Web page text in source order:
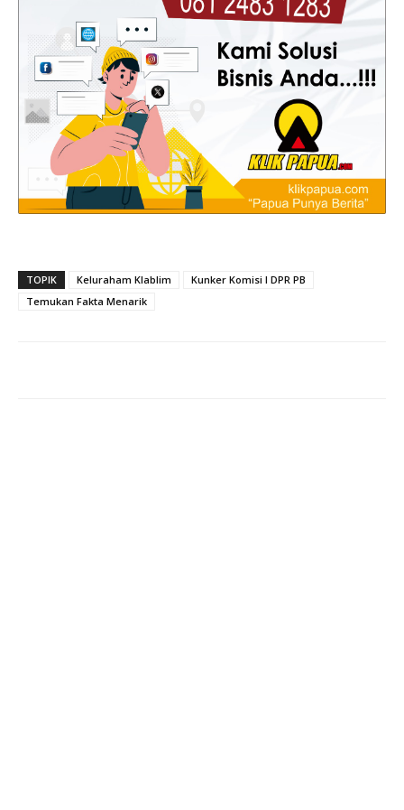
TOPIK Keluraham Klablim
Kunker Komisi I DPR PB
Temukan Fakta Menarik